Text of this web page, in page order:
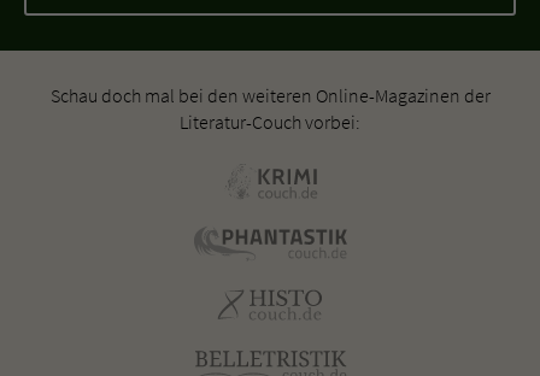
Schau doch mal bei den weiteren Online-Magazinen der
Literatur-Couch vorbei: